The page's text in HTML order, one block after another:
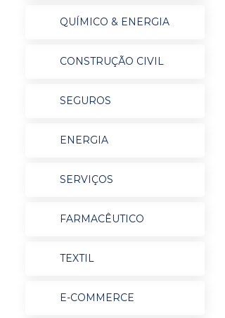
QUÍMICO & ENERGIA
CONSTRUÇÃO CIVIL
SEGUROS
ENERGIA
SERVIÇOS
FARMACÊUTICO
TEXTIL
E-COMMERCE